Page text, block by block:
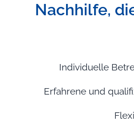
Nachhilfe,
Individuelle
Erfahrene und